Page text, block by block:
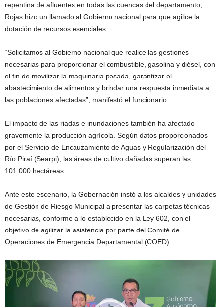
repentina de afluentes en todas las cuencas del departamento,
Rojas hizo un llamado al Gobierno nacional para que agilice la
dotación de recursos esenciales.
“Solicitamos al Gobierno nacional que realice las gestiones
necesarias para proporcionar el combustible, gasolina y diésel, con
el fin de movilizar la maquinaria pesada, garantizar el
abastecimiento de alimentos y brindar una respuesta inmediata a
las poblaciones afectadas”, manifestó el funcionario.
El impacto de las riadas e inundaciones también ha afectado
gravemente la producción agrícola. Según datos proporcionados
por el Servicio de Encauzamiento de Aguas y Regularización del
Río Piraí (Searpi), las áreas de cultivo dañadas superan las
101.000 hectáreas.
Ante este escenario, la Gobernación instó a los alcaldes y unidades
de Gestión de Riesgo Municipal a presentar las carpetas técnicas
necesarias, conforme a lo establecido en la Ley 602, con el
objetivo de agilizar la asistencia por parte del Comité de
Operaciones de Emergencia Departamental (COED).
Reproductor
de
vídeo